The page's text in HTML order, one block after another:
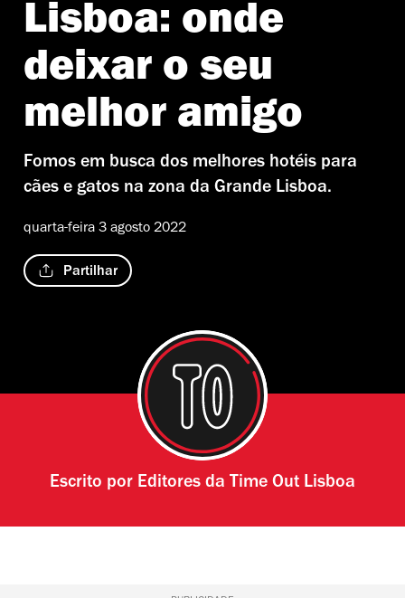
Lisboa: onde
deixar o seu
melhor amigo
Fomos em busca dos melhores hotéis para
cães e gatos na zona da Grande Lisboa.
quarta-feira 3 agosto 2022
Partilhar
Escrito por Editores da Time Out Lisboa